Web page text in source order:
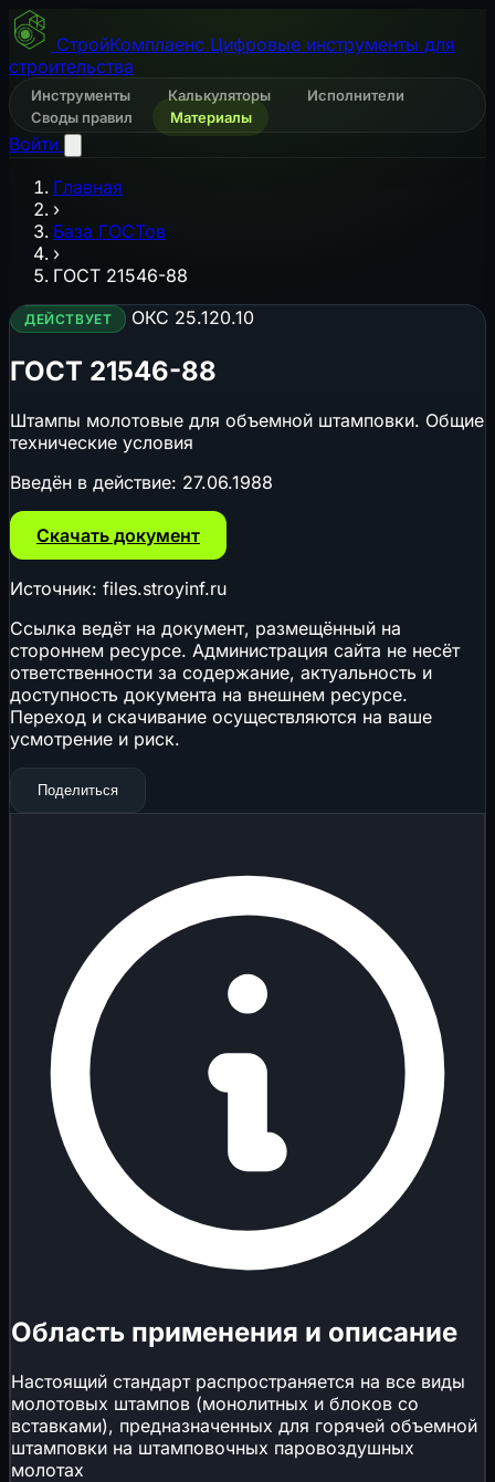
СтройКомплаенс Цифровые инструменты для
строительства
Инструменты Калькуляторы
Исполнители
Своды правил
Материалы
Войти
Главная
›
База ГОСТов
›
ГОСТ 21546-88
ДЕЙСТВУЕТ ОКС 25.120.10
ГОСТ 21546-88
Штампы молотовые для объемной штамповки. Общие
технические условия
Введён в действие: 27.06.1988
Скачать документ
Источник: files.stroyinf.ru
Ссылка ведёт на документ, размещённый на
стороннем ресурсе. Администрация сайта не несёт
ответственности за содержание, актуальность и
доступность документа на внешнем ресурсе.
Переход и скачивание осуществляются на ваше
усмотрение и риск.
Поделиться
Область применения и описание
Настоящий стандарт распространяется на все виды
молотовых штампов (монолитных и блоков со
вставками), предназначенных для горячей объемной
штамповки на штамповочных паровоздушных
молотах